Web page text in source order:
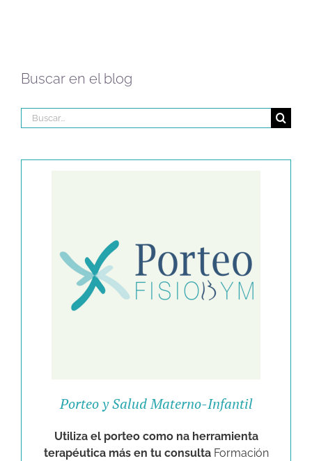
Buscar en el blog
Buscar:
Porteo y Salud Materno-Infantil
Utiliza el porteo como na herramienta
terapéutica más en tu consulta Formación